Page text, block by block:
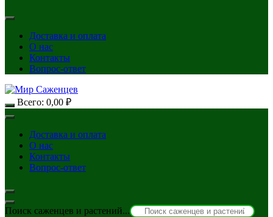
Доставка и оплата
О нас
Контакты
Вопрос-ответ
Всего: 0,00 ₽
Доставка и оплата
О нас
Контакты
Вопрос-ответ
Поиск саженцев и растений...